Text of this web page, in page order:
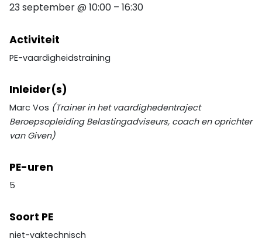
23 september@10:00 – 16:30
Activiteit
PE-vaardigheidstraining
Inleider(s)
Marc Vos (Trainer in het vaardighedentraject
Beroepsopleiding Belastingadviseurs, coach en oprichter
van Given)
PE-uren
5
Soort PE
niet-vaktechnisch